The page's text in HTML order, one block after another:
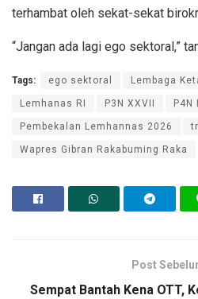
terhambat oleh sekat-sekat
“Jangan ada lagi ego sektoral,”
Tags: ego sektoral Lembaga
Lemhanas RI P3N XXVII P4N
Pembekalan Lemhannas 2026
Wapres Gibran Rakabuming Raka
Post
Sempat Bantah Kena OTT,